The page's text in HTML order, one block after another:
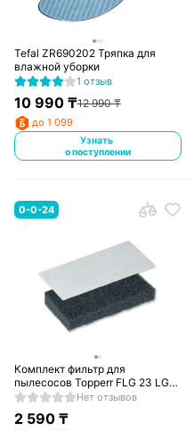
Tefal ZR690202 Тряпка для
влажной уборки
1 отзыв
10 990₸12 990₸
до 1 099
Узнать
о поступлении
0-0-24
Комплект фильтр для
пылесосов Topperr FLG 23 LG
серия Ellipse Cyclone
Нет отзывов
2 590₸